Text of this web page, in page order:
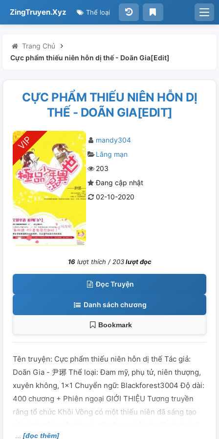
ZingTruyen.Xyz Thể loại
Trang Chủ
Cực phẩm thiếu niên hỗn dị thế - Doãn Gia[Edit]
CỰC PHẨM THIẾU NIÊN HỖN DỊ
THẾ - DOÃN GIA[EDIT]
mandy304
Lãng mạn
203
Đang cập nhật
02-10-2020
16lượt thích /203lượt đọc
Đọc Truyện
Danh sách chương
Bookmark
Tên truyện: Cực phẩm thiếu niên hỗn dị thế Tác giả:
Doãn Gia - 尹琊 Thể loại: Đam mỹ, phụ tử, niên thượng,
xuyên không, 1x1 Chuyển ngữ: Blackforest3004 Độ dài:
400 chương + Phiên ngoại GIỚI THIỆU Tương truyền
rằng tổ chức Khôi Võng có một thiếu niên đã sáng tạo
[đọc thêm]